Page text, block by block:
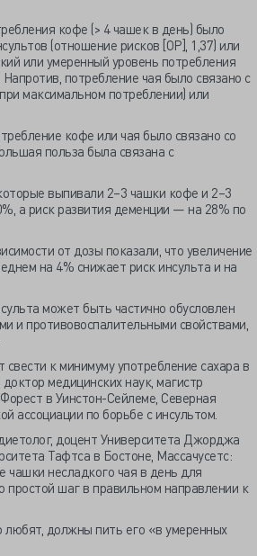
кофе (> 4 чашек в день) было
(отношение рисков [ОР], 1,37) или
или умеренный уровень потребления
потребление чая было связано с
максимальном потреблении) или
кофе или чая было связано со
польза была связана с
выпивали 2–3 чашки кофе и 2–3
а риск развития деменции — на 28% по
от дозы показали, что увеличение
на 4% снижает риск инсульта и на
может быть частично обусловлен
и противовоспалительными свойствами,
к минимуму употребление сахара в
доктор медицинских наук, магистр
в Уинстон-Сейлеме, Северная
ассоциации по борьбе с инсультом.
доцент Университета Джорджа
Тафтса в Бостоне, Массачусетс:
несладкого чая в день для
шаг в правильном направлении к
любят, должны пить его «в умеренных